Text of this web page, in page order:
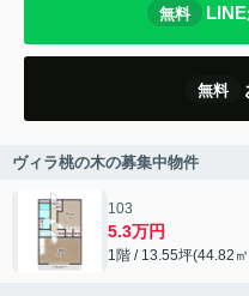
無料
無料
ヴィラ桃の木の募集中物件
103
5.3万円
1階 / 13.55坪(44.82